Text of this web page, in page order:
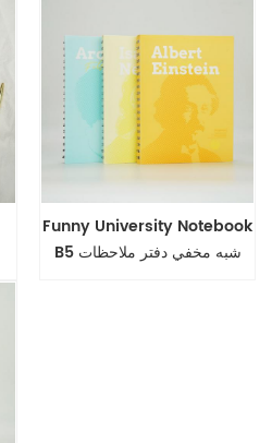
Funny University Notebook
B5 شبه مخفي دفتر ملاحظات